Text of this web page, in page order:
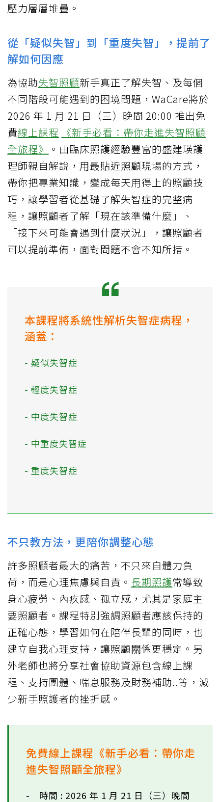
壓力層層堆疊。
從「疑似失智」到「重度失智」，提前了
解如何因應
為協助失智照顧新手真正了解失智、及每個
不同階段可能遇到的困境問題，WaCare將於
2026 年 1 月 21 日（三）晚間 20:00 推出免
費線上課程 《新手必看：帶你走進失智照顧
全旅程》
。由臨床照護經驗豐富的盛建瑛護
理師親自解說，用最貼近照顧現場的方式，
帶你把專業知識，變成每天用得上的照顧技
巧，讓學習者從基礎了解失智症的完整病
程，讓照顧者了解「現在該準備什麼」、
「接下來可能會遇到什麼狀況」，讓照顧者
可以提前準備，面對問題不會不知所措。
本課程將系統性解析失智症病程，
涵蓋：
- 疑似失智症
- 輕度失智症
- 中度失智症
- 中重度失智症
- 重度失智症
不只教方法，更陪你調整心態
許多照顧者最大的痛苦，不只來自體力負
荷，而是心理焦慮與自責。 長期照護常導致
身心疲勞、內疚感、孤立感，尤其是家庭主
要照顧者。課程特別強調照顧者應該保持的
正確心態，學習如何在陪伴長輩的同時，也
建立自我心理支持，讓照顧關係更穩定。另
外老師也將分享社會協助資源包含線上課
程、支持團體、喘息服務及財務補助..等，減
少新手照護者的挫折感。
免費線上課程《新手必看：帶你走
進失智照顧全旅程》
- 時間 : 2026 年 1 月 21 日（三）晚間